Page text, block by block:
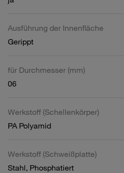
Ausführung der Innenfläche
Gerippt
für Durchmesser (mm)
06
Werkstoff (Schellenkörper)
PA Polyamid
Werkstoff (Schweißplatte)
Stahl, Phosphatiert